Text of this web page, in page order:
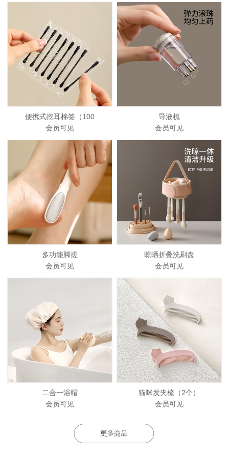
便携式挖耳棉签（100
会员可见
导液梳
会员可见
多功能脚搓
会员可见
晾晒折叠洗刷盘
会员可见
二合一浴帽
会员可见
猫咪发夹梳（2个）
会员可见